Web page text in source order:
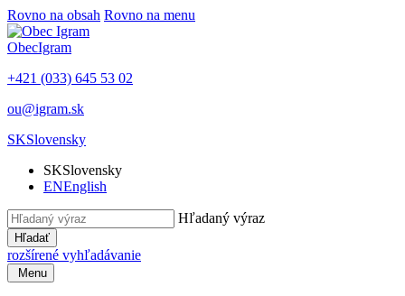
Rovno na obsah Rovno na menu
ObecIgram
+421 (033) 645 53 02
ou@igram.sk
SKSlovensky
SKSlovensky
ENEnglish
Hľadaný výraz
Hľadať
rozšírené vyhľadávanie
Menu